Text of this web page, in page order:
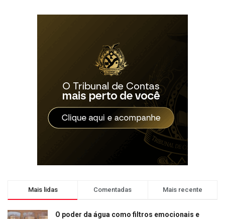
Mais lidas Comentadas Mais recente
O poder da água como filtros emocionais e